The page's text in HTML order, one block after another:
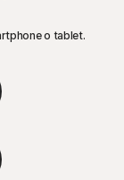
o tablet.